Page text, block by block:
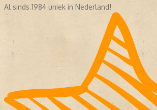
Al sinds 1984 uniek in Nederland!